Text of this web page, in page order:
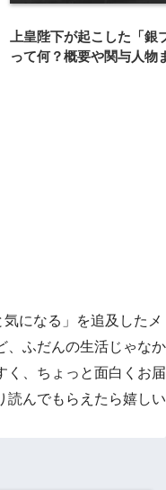
上皇陛下が起こした「銀
って何？概要や関与人物
になる」を追及したメ
、ふだんの生活じゃなか
く、ちょっと面白くお届
読んでもらえたら嬉しい